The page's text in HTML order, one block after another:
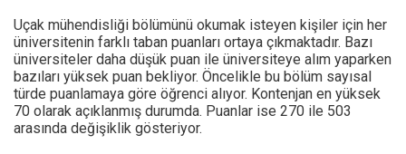
Uçak mühendisliği bölümünü okumak isteyen kişiler için her
üniversitenin farklı taban puanları ortaya çıkmaktadır. Bazı
üniversiteler daha düşük puan ile üniversiteye alım yaparken
bazıları yüksek puan bekliyor. Öncelikle bu bölüm sayısal
türde puanlamaya göre öğrenci alıyor. Kontenjan en yüksek
70 olarak açıklanmış durumda. Puanlar ise 270 ile 503
arasında değişiklik gösteriyor.